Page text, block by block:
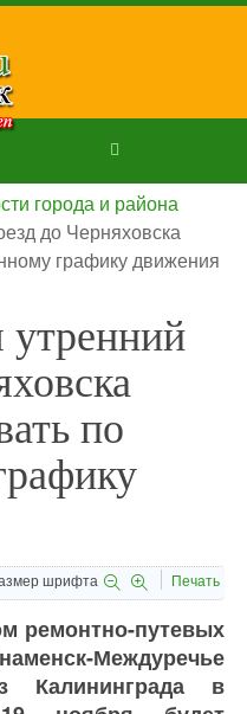
города и района
до Черняховска
графику движения
утренний
по
шрифта Печать
ремонтно-путевых
Междуречье
Калининграда в